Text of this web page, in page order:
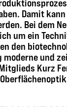
Damit
Bei dem
um ein
den
moderne und
Kurz